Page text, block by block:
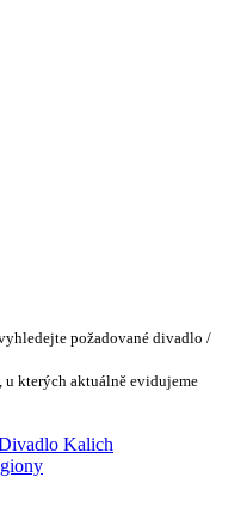
požadované divadlo /
u kterých aktuálně evidujeme